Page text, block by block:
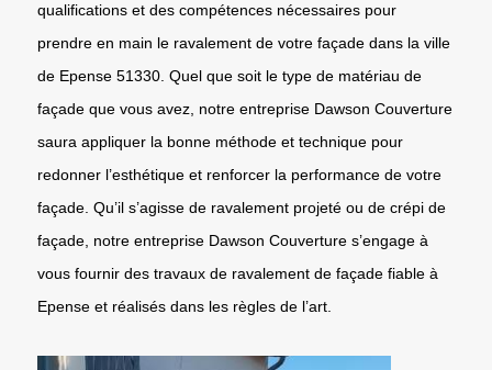
qualifications et des compétences nécessaires pour
prendre en main le ravalement de votre façade dans la ville
de Epense 51330. Quel que soit le type de matériau de
façade que vous avez, notre entreprise Dawson Couverture
saura appliquer la bonne méthode et technique pour
redonner l’esthétique et renforcer la performance de votre
façade. Qu’il s’agisse de ravalement projeté ou de crépi de
façade, notre entreprise Dawson Couverture s’engage à
vous fournir des travaux de ravalement de façade fiable à
Epense et réalisés dans les règles de l’art.